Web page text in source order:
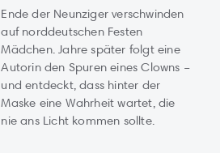
Ende der Neunziger verschwinden
auf norddeutschen Festen
Mädchen. Jahre später folgt eine
Autorin den Spuren eines Clowns –
und entdeckt, dass hinter der
Maske eine Wahrheit wartet, die
nie ans Licht kommen sollte.